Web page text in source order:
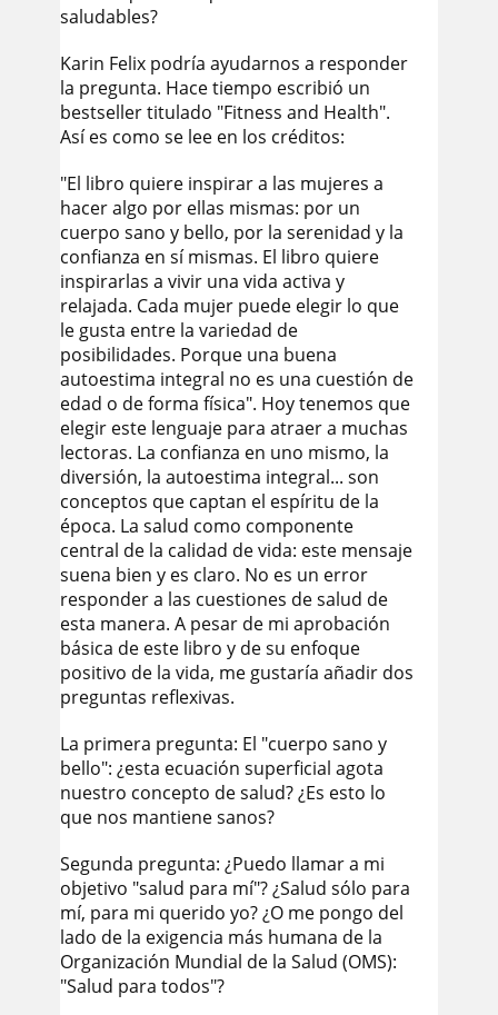
saludables?
Karin Felix podría ayudarnos a responder
la pregunta. Hace tiempo escribió un
bestseller titulado "Fitness and Health".
Así es como se lee en los créditos:
"El libro quiere inspirar a las mujeres a
hacer algo por ellas mismas: por un
cuerpo sano y bello, por la serenidad y la
confianza en sí mismas. El libro quiere
inspirarlas a vivir una vida activa y
relajada. Cada mujer puede elegir lo que
le gusta entre la variedad de
posibilidades. Porque una buena
autoestima integral no es una cuestión de
edad o de forma física". Hoy tenemos que
elegir este lenguaje para atraer a muchas
lectoras. La confianza en uno mismo, la
diversión, la autoestima integral... son
conceptos que captan el espíritu de la
época. La salud como componente
central de la calidad de vida: este mensaje
suena bien y es claro. No es un error
responder a las cuestiones de salud de
esta manera. A pesar de mi aprobación
básica de este libro y de su enfoque
positivo de la vida, me gustaría añadir dos
preguntas reflexivas.
La primera pregunta: El "cuerpo sano y
bello": ¿esta ecuación superficial agota
nuestro concepto de salud? ¿Es esto lo
que nos mantiene sanos?
Segunda pregunta: ¿Puedo llamar a mi
objetivo "salud para mí"? ¿Salud sólo para
mí, para mi querido yo? ¿O me pongo del
lado de la exigencia más humana de la
Organización Mundial de la Salud (OMS):
"Salud para todos"?